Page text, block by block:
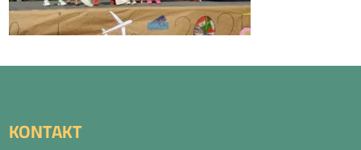
KONTAKT